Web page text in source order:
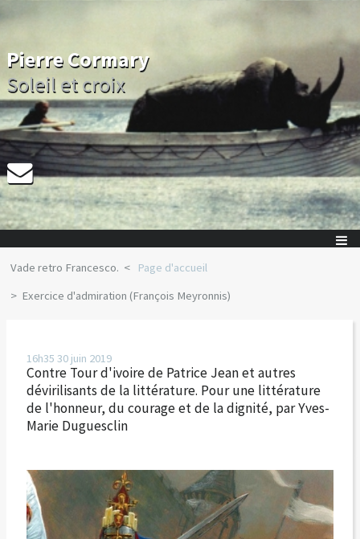
Pierre Cormary
Soleil et croix
Vade retro Francesco.
Page d'accueil
Exercice d'admiration (François Meyronnis)
16h35 30 juin 2019
Contre Tour d'ivoire de Patrice Jean et autres
dévirilisants de la littérature. Pour une littérature
de l'honneur, du courage et de la dignité, par Yves-
Marie Duguesclin